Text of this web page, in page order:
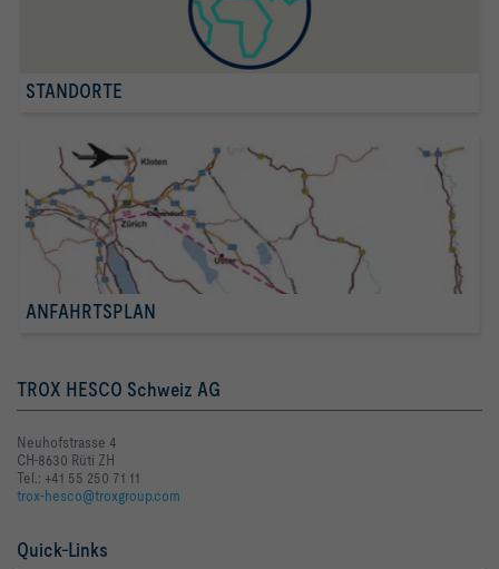
STANDORTE
ANFAHRTSPLAN
TROX HESCO Schweiz AG
Neuhofstrasse 4
CH-8630 Rüti ZH
Tel.: +41 55 250 71 11
trox-hesco@troxgroup.com
Quick-Links